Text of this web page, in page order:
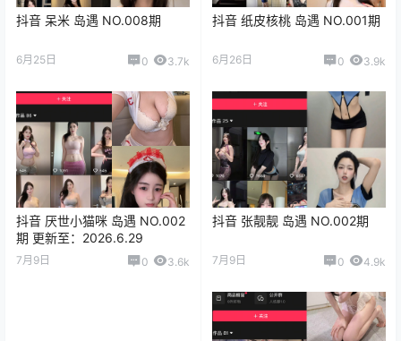
抖音 呆米 岛遇 NO.008期
6月25日 0 3.7k
抖音 纸皮核桃 岛遇 NO.001期
6月26日 0 3.9k
抖音 厌世小猫咪 岛遇 NO.002
期 更新至：2026.6.29
7月9日 0 3.6k
抖音 张靓靓 岛遇 NO.002期
7月9日 0 4.9k